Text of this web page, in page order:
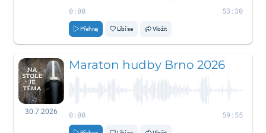
0:00 53:30
Přehraj Líbí se Vložit
30.7.2026
Maraton hudby Brno 2026
0:00 59:55